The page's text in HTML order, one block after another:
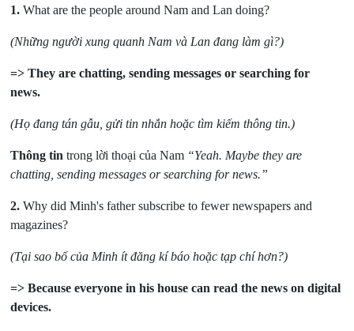
1. What are the people around Nam and Lan doing?
(Những người xung quanh Nam và Lan đang làm gì?)
=> They are chatting, sending messages or searching for
news.
(Họ đang tán gẫu, gửi tin nhắn hoặc tìm kiếm thông tin.)
Thông tin trong lời thoại của Nam “Yeah. Maybe they are
chatting, sending messages or searching for news.”
2. Why did Minh's father subscribe to fewer newspapers and
magazines?
(Tại sao bố của Minh ít đăng kí báo hoặc tạp chí hơn?)
=> Because everyone in his house can read the news on digital
devices.